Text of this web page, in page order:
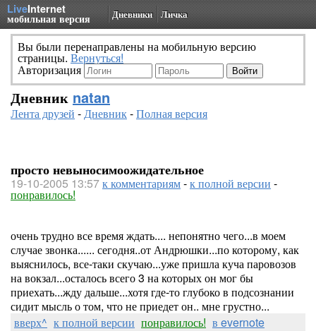
LiveInternet
мобильная версия Дневники Личка
Вы были перенаправлены на мобильную версию
страницы. Вернуться!
Авторизация
Дневник natan
Лента друзей -Дневник-Полная версия
просто невыносимоожидательное
19-10-2005 13:57к комментариям-к полной версии -
понравилось!
очень трудно все время ждать.... непонятно чего...в моем
случае звонка...... сегодня..от Андрюшки...по которому, как
выяснилось, все-таки скучаю...уже пришла куча паровозов
на вокзал...осталось всего 3 на которых он мог бы
приехать...жду дальше...хотя где-то глубоко в подсознании
сидит мысль о том, что не приедет он.. мне грустно...
вверх^ к полной версии понравилось! в evernote